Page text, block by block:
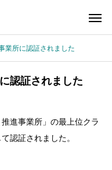
業所に認証されました
認証されました
進事業所」の最上位クラ
認証されました。